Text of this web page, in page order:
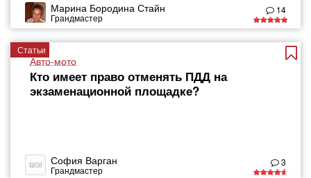
Марина Бородина Стайн
Грандмастер
14
Статьи
Авто-мото
Кто имеет право отменять ПДД на
экзаменационной площадке?
София Варган
Грандмастер
3